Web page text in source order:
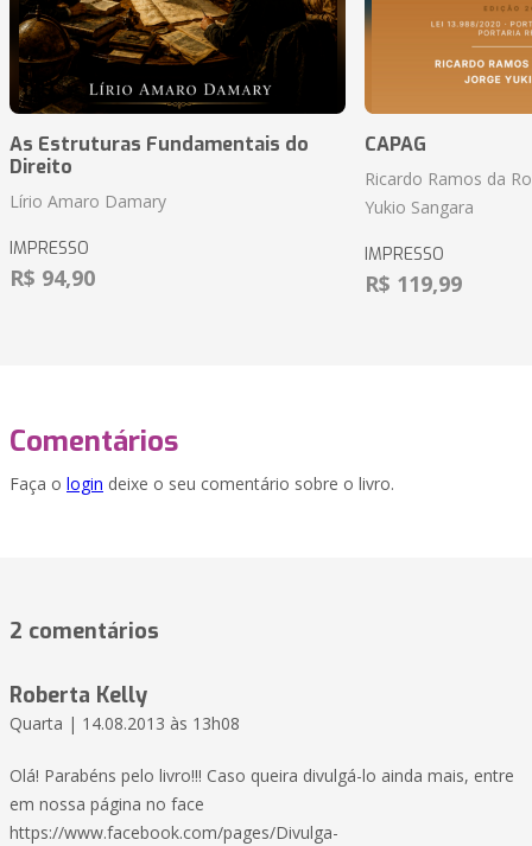
As Estruturas Fundamentais do
Direito
Lírio Amaro Damary
IMPRESSO
R$ 94,90
CAPAG
Ricardo Ramos da
Yukio Sangara
IMPRESSO
R$ 119,99
Comentários
Faça o login deixe o seu comentário sobre o livro.
2 comentários
Roberta Kelly
Quarta | 14.08.2013 às 13h08
Olá! Parabéns pelo livro!!! Caso queira divulgá-lo ainda mais, entre
em nossa página no face
https://www.facebook.com/pages/Divulga-